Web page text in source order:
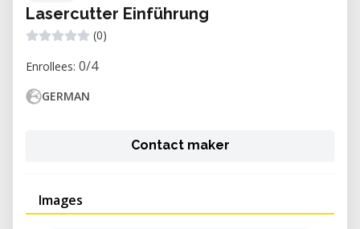
Lasercutter Einführung
(0)
Enrollees: 0/4
GERMAN
Contact maker
Images